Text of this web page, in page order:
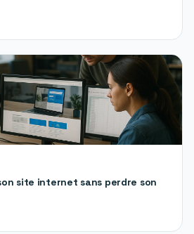
site internet sans perdre son